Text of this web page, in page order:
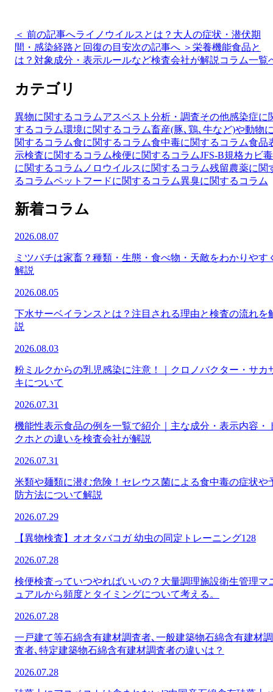
＜ 前の記事へライノウイルスとは？大人の症状・潜伏期
間・感染経路と回復の目安次の記事へ ＞ 栄養機能食品と
は？対象成分・表示ルールなど検査会社が解説 コラム一覧
カテゴリ
異物に関するコラムアスベスト分析・調査その他感染症に
するコラム環境に関するコラム畜産(豚､鶏､牛など)や動物
関するコラム食に関するコラム食中毒に関するコラム食品
示検査に関するコラム検便に関するコラムJFS-B規格カビ毒
に関するコラム ノロウイルスに関するコラム残留農薬に関
るコラムペットフードに関するコラム異臭に関するコラム
新着コラム
2026.08.07
ミツバチは家畜？種類・生態・食べ物・天敵をわかりやす
解説
2026.08.05
下水サーベイランスとは？注目される理由と検査の流れを
説
2026.08.03
粉ミルクからの乳児感染に注意！｜クロノバクター・サカ
キについて
2026.07.31
機能性表示食品の例を一覧で紹介｜主な成分・表示内容・
クホとの違いを検査会社が解説
2026.07.31
米類や麺類に潜む危険！セレウス菌による食中毒の症状や
防方法について解説
2026.07.29
【異物検査】オオタバコガ 幼虫の同定トレーニング128
2026.07.28
検便検査っていつやればいいの？大量調理施設衛生管理マ
ュアルから頻度とタイミングについて考える。
2026.07.28
一戸建て等石綿含有建材調査者､一般建築物石綿含有建材調
査者､特定建築物石綿含有建材調査者の違いは？
2026.07.28